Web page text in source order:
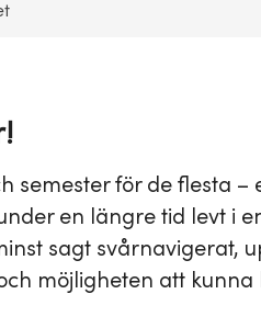
semester för de flesta –
en längre tid levt i
sagt svårnavigerat,
möjligheten att